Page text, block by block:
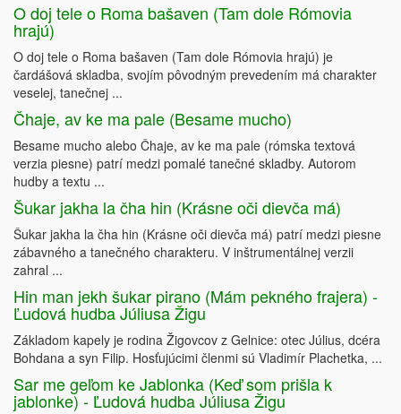
O doj tele o Roma bašaven (Tam dole Rómovia
hrajú)
O doj tele o Roma bašaven (Tam dole Rómovia hrajú) je
čardášová skladba, svojím pôvodným prevedením má charakter
veselej, tanečnej ...
Čhaje, av ke ma pale (Besame mucho)
Besame mucho alebo Čhaje, av ke ma pale (rómska textová
verzia piesne) patrí medzi pomalé tanečné skladby. Autorom
hudby a textu ...
Šukar jakha la čha hin (Krásne oči dievča má)
Šukar jakha la čha hin (Krásne oči dievča má) patrí medzi piesne
zábavného a tanečného charakteru. V inštrumentálnej verzii
zahral ...
Hin man jekh šukar pirano (Mám pekného frajera) -
Ľudová hudba Júliusa Žigu
Základom kapely je rodina Žigovcov z Gelnice: otec Július, dcéra
Bohdana a syn Filip. Hosťujúcimi členmi sú Vladimír Plachetka, ...
Sar me geľom ke Jablonka (Keď som prišla k
jablonke) - Ľudová hudba Júliusa Žigu